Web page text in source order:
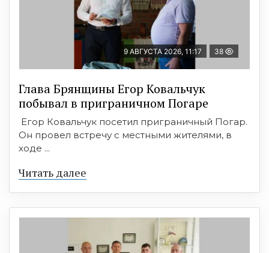
9 АВГУСТА 2026, 11:17 38
Глава Брянщины Егор Ковальчук
побывал в приграничном Погаре
Егор Ковальчук посетил приграничный Погар.
Он провел встречу с местными жителями, в
ходе ...
Читать далее